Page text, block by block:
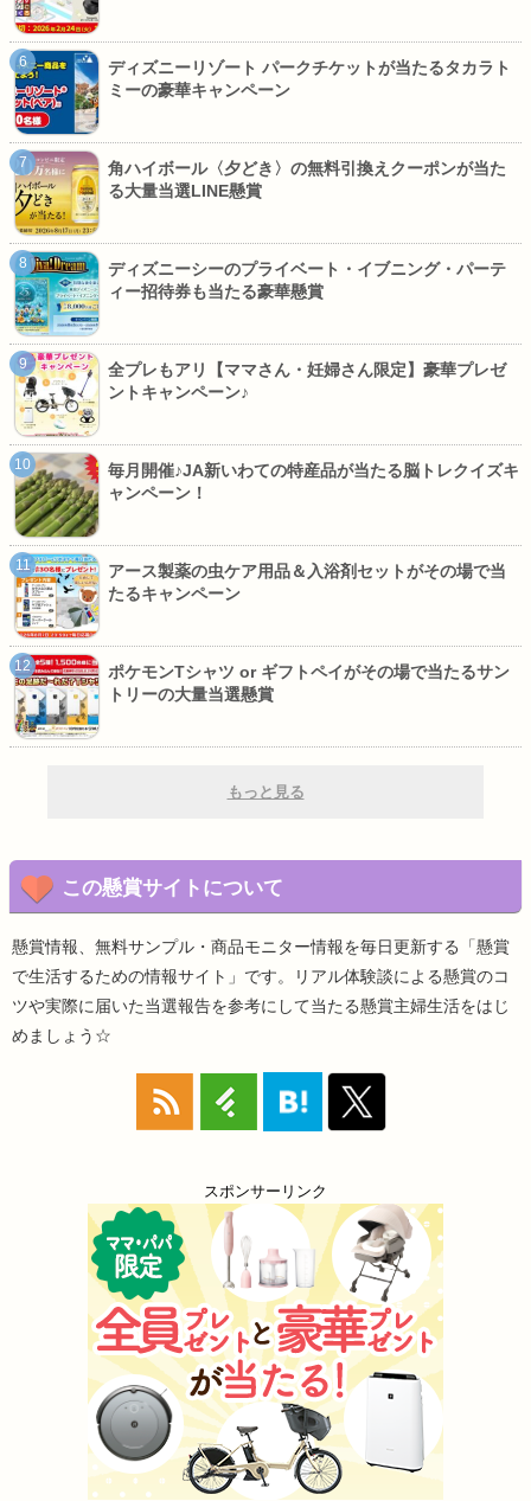
ディズニーリゾート パークチケットが当たるタカラト
ミーの豪華キャンペーン
角ハイボール〈夕どき〉の無料引換えクーポンが当た
る大量当選LINE懸賞
ディズニーシーのプライベート・イブニング・パーテ
ィー招待券も当たる豪華懸賞
全プレもアリ【ママさん・妊婦さん限定】豪華プレゼ
ントキャンペーン♪
毎月開催♪JA新いわての特産品が当たる脳トレクイズキ
ャンペーン！
アース製薬の虫ケア用品＆入浴剤セットがその場で当
たるキャンペーン
ポケモンTシャツ or ギフトペイがその場で当たるサン
トリーの大量当選懸賞
もっと見る
この懸賞サイトについて
懸賞情報、無料サンプル・商品モニター情報を毎日更新する「懸賞
で生活するための情報サイト」です。リアル体験談による懸賞のコ
ツや実際に届いた当選報告を参考にして当たる懸賞主婦生活をはじ
めましょう☆
スポンサーリンク